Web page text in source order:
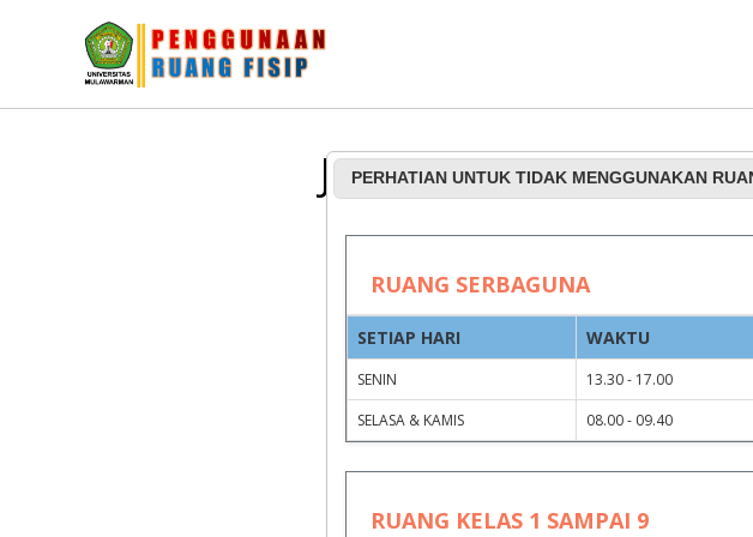
Jadwal Penggunaan
PERHATIAN UNTUK TIDAK MENGGUNAKAN
RUANG SERBAGUNA
SETIAP HARI WAKTU
SENIN 13.30 - 17.00
SELASA & KAMIS
08.00 - 09.40
RUANG KELAS 1 SAMPAI 9